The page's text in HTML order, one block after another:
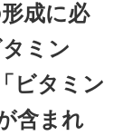
成に必
ミン
ビタミン
含まれ